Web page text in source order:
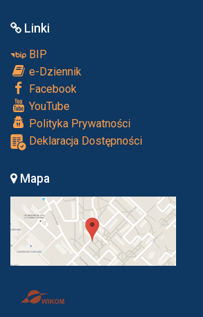
Linki
BIP
e-Dziennik
Facebook
YouTube
Polityka Prywatności
Deklaracja Dostępności
Mapa